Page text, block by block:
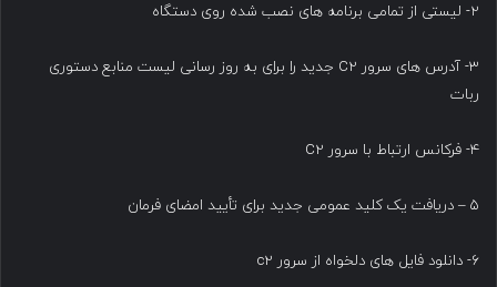
۲- لیستی از تمامی برنامه های نصب شده روی دستگاه
۳- آدرس های سرور C2 جدید را برای به روز رسانی لیست منابع دستوری
ربات
۴- فرکانس ارتباط با سرور C2
۵ – دریافت یک کلید عمومی جدید برای تأیید امضای فرمان
۶- دانلود فایل های دلخواه از سرور c2